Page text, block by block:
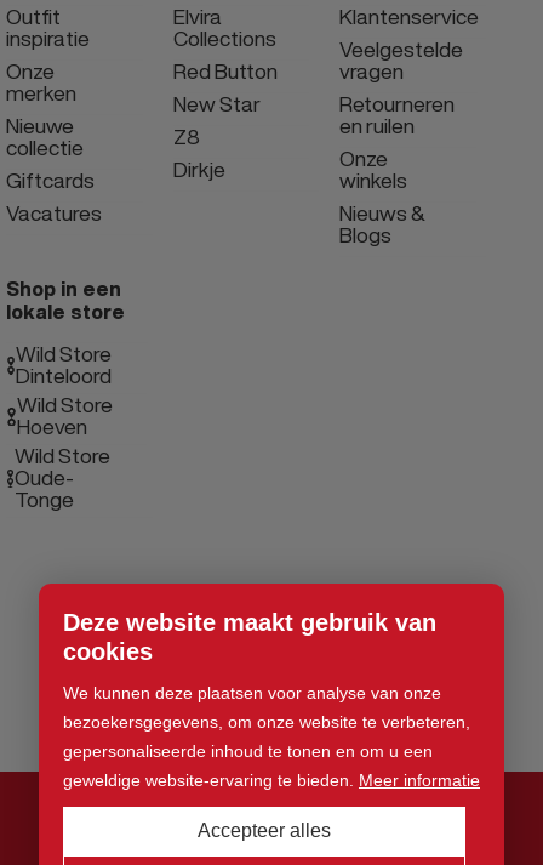
Deze website maakt gebruik van
cookies
We kunnen deze plaatsen voor analyse van onze
bezoekersgegevens, om onze website te verbeteren,
gepersonaliseerde inhoud te tonen en om u een
geweldige website-ervaring te bieden. Meer informatie
Accepteer alles
Outfit
inspiratie
Onze
merken
Nieuwe
collectie
Giftcards
Vacatures
Elvira
Collections
Red Button
New Star
Z8
Dirkje
Klantenservice
Veelgestelde
vragen
Retourneren
en ruilen
Onze
winkels
Nieuws &
Blogs
Shop in een
lokale store
Wild Store
Dinteloord
Wild Store
Hoeven
Wild Store
Oude-
Tonge
© 2026 Wild Store. Alle rechten voorbehouden